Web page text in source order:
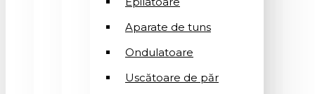
Aparate de tuns
Ondulatoare
Uscătoare de păr